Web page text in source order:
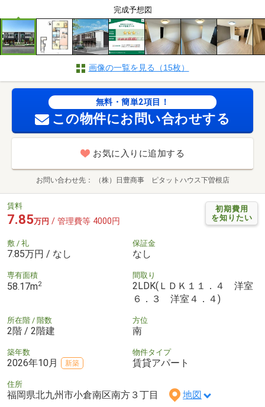
完成予想図
画像の一覧を見る（15枚）
無料・簡単2項目！
この物件にお問い合わせする
お気に入りに追加する
お問い合わせ先 （株）日豊商事 ピタットハウス下曽根店
初期費用
を知りたい
賃料
7.85万円 / 管理費等 4000円
敷 / 礼
7.85万円 / なし
保証金
なし
専有面積
58.17m2
間取り
2LDK(ＬＤＫ１１．４ 洋室
６．３ 洋室４．４)
所在階 / 階数
2階 / 2階建
方位
南
築年数
2026年10月 新築
物件タイプ
賃貸アパート
住所
福岡県北九州市小倉南区南方３丁目 地図